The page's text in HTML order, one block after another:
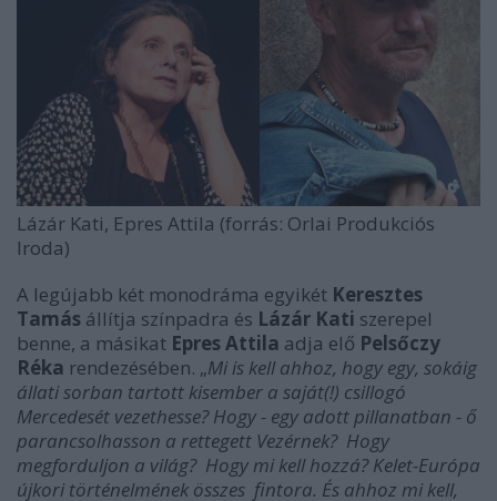
Lázár Kati, Epres Attila (forrás: Orlai Produkciós
Iroda)
A legújabb két monodráma egyikét Keresztes
Tamás állítja színpadra és Lázár Kati szerepel
benne, a másikat Epres Attila adja elő Pelsőczy
Réka rendezésében. „Mi is kell ahhoz, hogy egy, sokáig
állati sorban tartott kisember a saját(!) csillogó
Mercedesét vezethesse? Hogy - egy adott pillanatban - ő
parancsolhasson a rettegett Vezérnek? Hogy
megforduljon a világ? Hogy mi kell hozzá? Kelet-Európa
újkori történelmének összes fintora. És ahhoz mi kell,